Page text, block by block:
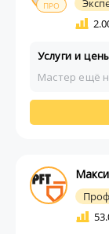
ПРО
Услуги и
Мастер ещё